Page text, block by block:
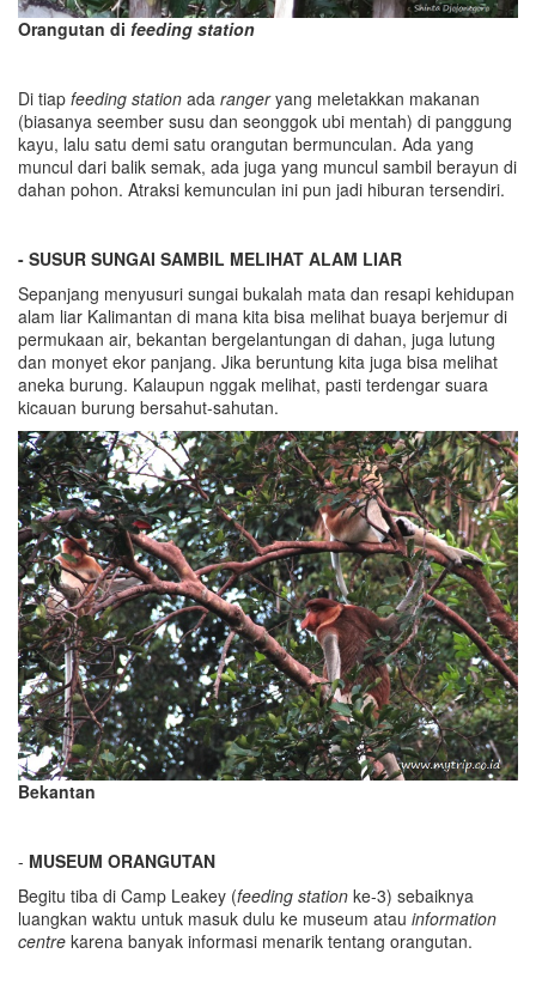
Orangutan di feeding station
Di tiap feeding station ada rangeryang meletakkan makanan
(biasanya seember susu dan seonggok ubi mentah) di panggung
kayu, lalu satu demi satu orangutan bermunculan. Ada yang
muncul dari balik semak, ada juga yang muncul sambil berayun di
dahan pohon. Atraksi kemunculan ini pun jadi hiburan tersendiri.
- SUSUR SUNGAI SAMBIL MELIHAT ALAM LIAR
Sepanjang menyusuri sungai bukalah mata dan resapi kehidupan
alam liar Kalimantan di mana kita bisa melihat buaya berjemur di
permukaan air, bekantan bergelantungan di dahan, juga lutung
dan monyet ekor panjang. Jika beruntung kita juga bisa melihat
aneka burung. Kalaupun nggak melihat, pasti terdengar suara
kicauan burung bersahut-sahutan.
Bekantan
- MUSEUM ORANGUTAN
Begitu tiba di Camp Leakey (feeding station ke-3) sebaiknya
luangkan waktu untuk masuk dulu ke museum atau information
centre karena banyak informasi menarik tentang orangutan.